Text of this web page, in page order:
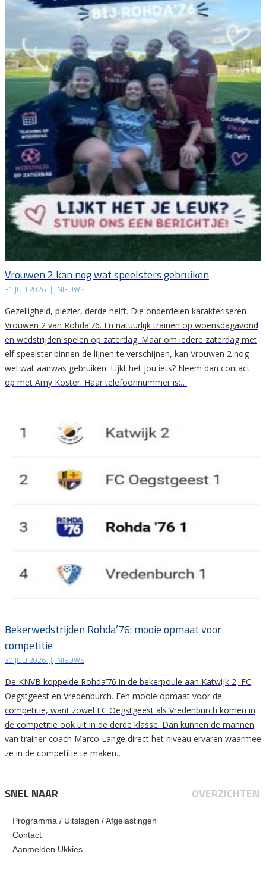
Vrouwen 2 kan nog wat speelsters gebruiken
31 JULI 2026 | NIEUWS
Gezelligheid, plezier, derde helft. Die onderdelen karakteriseren
Vrouwen 2 van Rohda’76. En natuurlijk trainen op woensdagavond
en wedstrijden spelen op zaterdag. Maar om iedere zaterdag met
elf speelster binnen de lijnen te verschijnen, kan Vrouwen 2 nog
wel wat aanwas gebruiken. Lijkt het jou iets? Neem dan contact
op met Amy Koster. Haar telefoonnummer is:…
Bekerwedstrijden Rohda’76: mooie opmaat voor
competitie
30 JULI 2026 | NIEUWS
De KNVB koppelde Rohda’76 in de bekerpoule aan Katwijk 2, FC
Oegstgeest en Vredenburch. Een mooie opmaat voor de
competitie, want zowel FC Oegstgeest als Vredenburch komen in
de competitie ook uit in de derde klasse. Dan kunnen de mannen
van trainer-coach Marco Lange direct het niveau ervaren waarmee
ze in de competitie te maken…
SNEL NAAR OVERZICHTEN
Programma / Uitslagen / Afgelastingen
Contact
Aanmelden Ukkies